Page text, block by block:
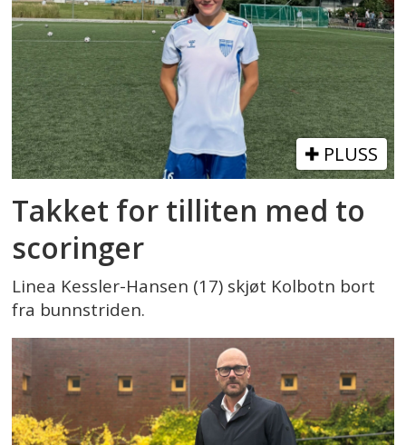
PLUSS
Takket for tilliten med to
scoringer
Linea Kessler-Hansen (17) skjøt Kolbotn bort
fra bunnstriden.